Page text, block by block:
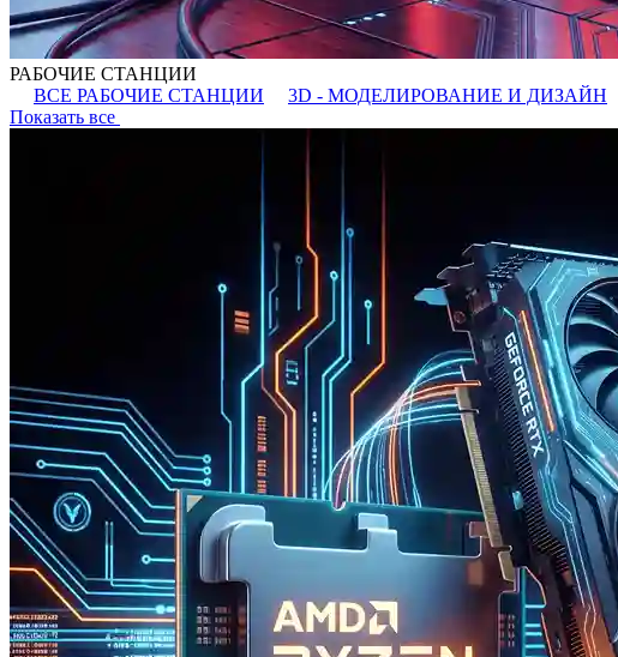
РАБОЧИЕ СТАНЦИИ
ВСЕ РАБОЧИЕ СТАНЦИИ
3D - МОДЕЛИРОВАНИЕ И ДИЗАЙН
Показать все